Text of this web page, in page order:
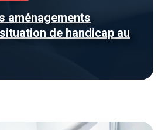
aménagements
de handicap au